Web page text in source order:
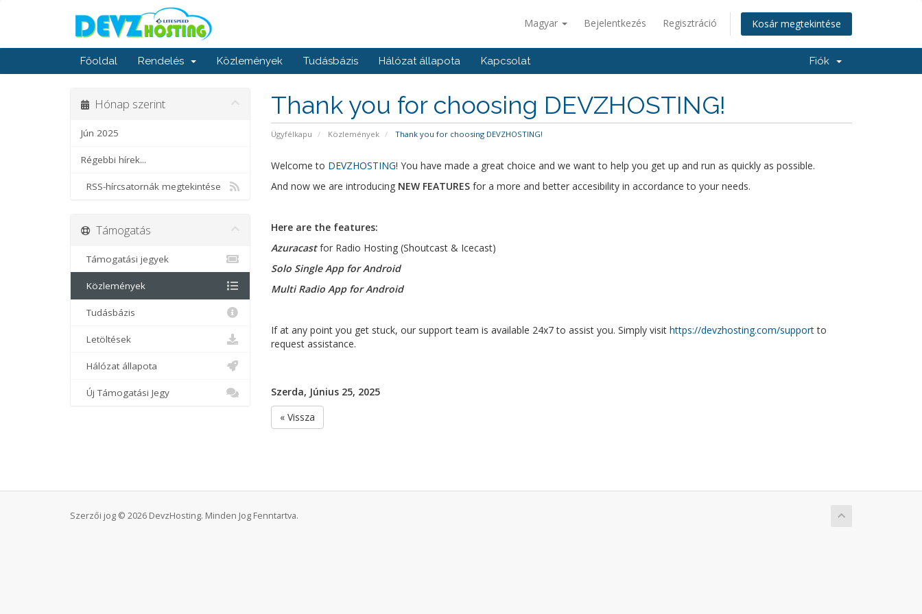
Magyar Bejelentkezés Regisztráció Kosár megtekintése
Főoldal Rendelés Közlemények Tudásbázis Hálózat állapota Kapcsolat Fiók
Thank you for choosing DEVZHOSTING!
Ügyfélkapu Közlemények Thank you for choosing DEVZHOSTING!
Hónap szerint
Jún 2025
Régebbi hírek...
RSS-hírcsatornák megtekintése
Welcome to DEVZHOSTING! You have made a great choice and we want to help you get up and run as quickly as possible.
And now we are introducing NEW FEATURES for a more and better accesibility in accordance to your needs.
Here are the features:
Azuracastfor Radio Hosting (Shoutcast & Icecast)
Solo Single App for Android
Multi Radio App for Android
If at any point you get stuck, our support team is available 24x7 to assist you. Simply visit https://devzhosting.com/supportto
request assistance.
Szerda, Június 25, 2025
« Vissza
Támogatás
Támogatási jegyek
Közlemények
Tudásbázis
Letöltések
Hálózat állapota
Új Támogatási Jegy
Szerzői jog © 2026 DevzHosting. Minden Jog Fenntartva.